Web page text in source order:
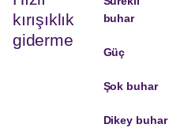
kırışıklık
giderme
buhar
Güç
Şok buhar
Dikey buhar